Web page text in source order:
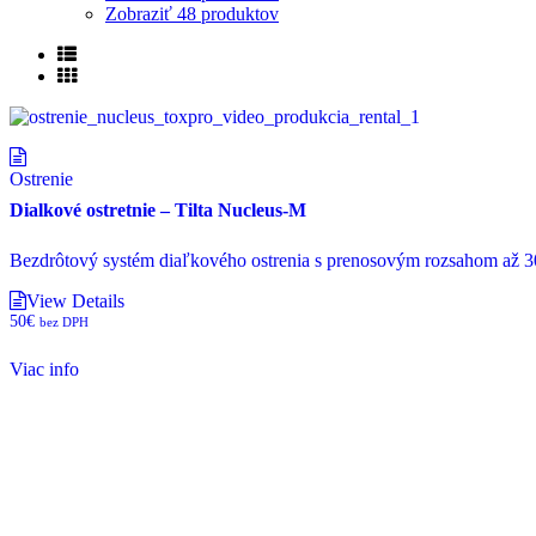
Zobraziť 48 produktov
Ostrenie
Dialkové ostretnie – Tilta Nucleus-M
Bezdrôtový systém diaľkového ostrenia s prenosovým rozsahom až
View Details
50€ bez DPH
Viac info